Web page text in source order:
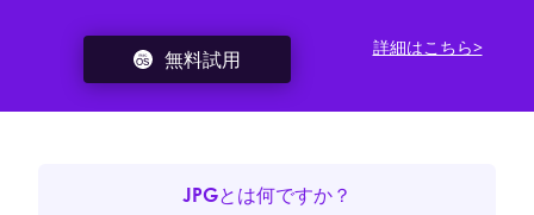
無料試用
詳細はこちら>
JPGとは何ですか？